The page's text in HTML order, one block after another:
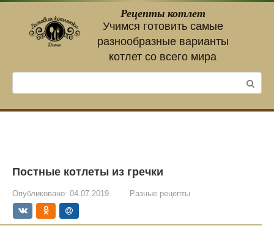
контенту
Рецепты котлет
Учимся готовить самые
разнообразные варианты
котлет со всего мира
Постные котлеты из гречки
Опубликовано: 04.07.2019 Разные рецепты